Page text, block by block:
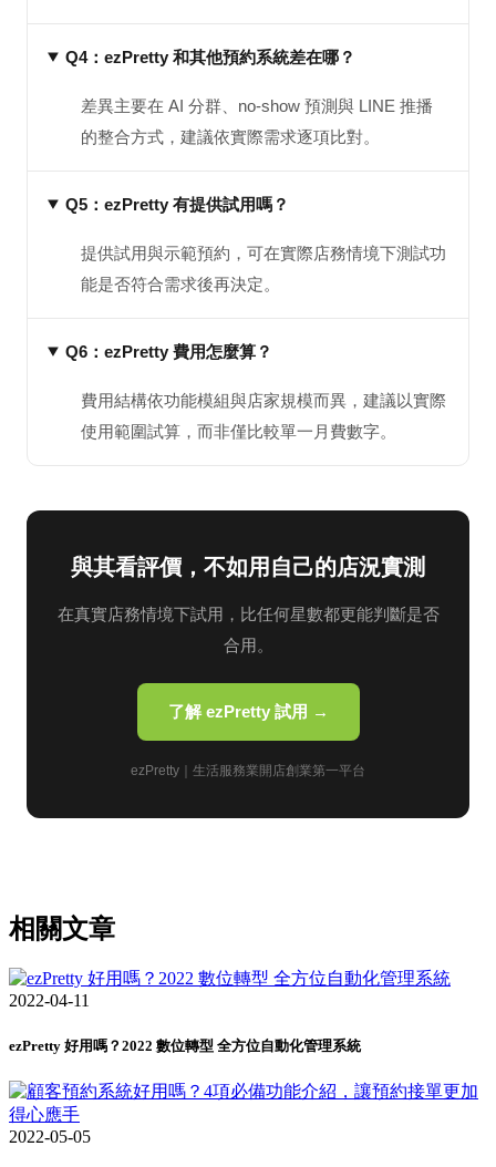
Q4：ezPretty 和其他預約系統差在哪？
差異主要在 AI 分群、no-show 預測與 LINE 推播
的整合方式，建議依實際需求逐項比對。
Q5：ezPretty 有提供試用嗎？
提供試用與示範預約，可在實際店務情境下測試功
能是否符合需求後再決定。
Q6：ezPretty 費用怎麼算？
費用結構依功能模組與店家規模而異，建議以實際
使用範圍試算，而非僅比較單一月費數字。
與其看評價，不如用自己的店況實測
在真實店務情境下試用，比任何星數都更能判斷是否
合用。
了解 ezPretty 試用 →
ezPretty｜生活服務業開店創業第一平台
相關文章
2022-04-11
ezPretty 好用嗎？2022 數位轉型 全方位自動化管理系統
2022-05-05